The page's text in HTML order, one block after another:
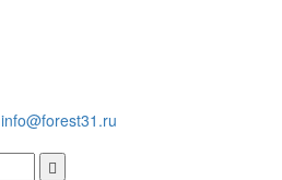
info@forest31.ru